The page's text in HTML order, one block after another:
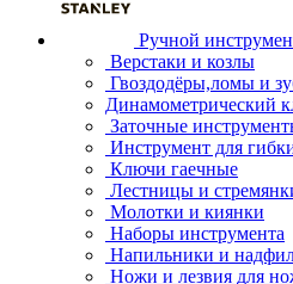
Ручной
Верстаки и козлы
Гвоздодёры,ломы и
Динамометрический
Заточные
Инструмент для
Ключи гаечные
Лестницы и
Молотки и киянки
Наборы инструмента
Напильники и
Ножи и лезвия для